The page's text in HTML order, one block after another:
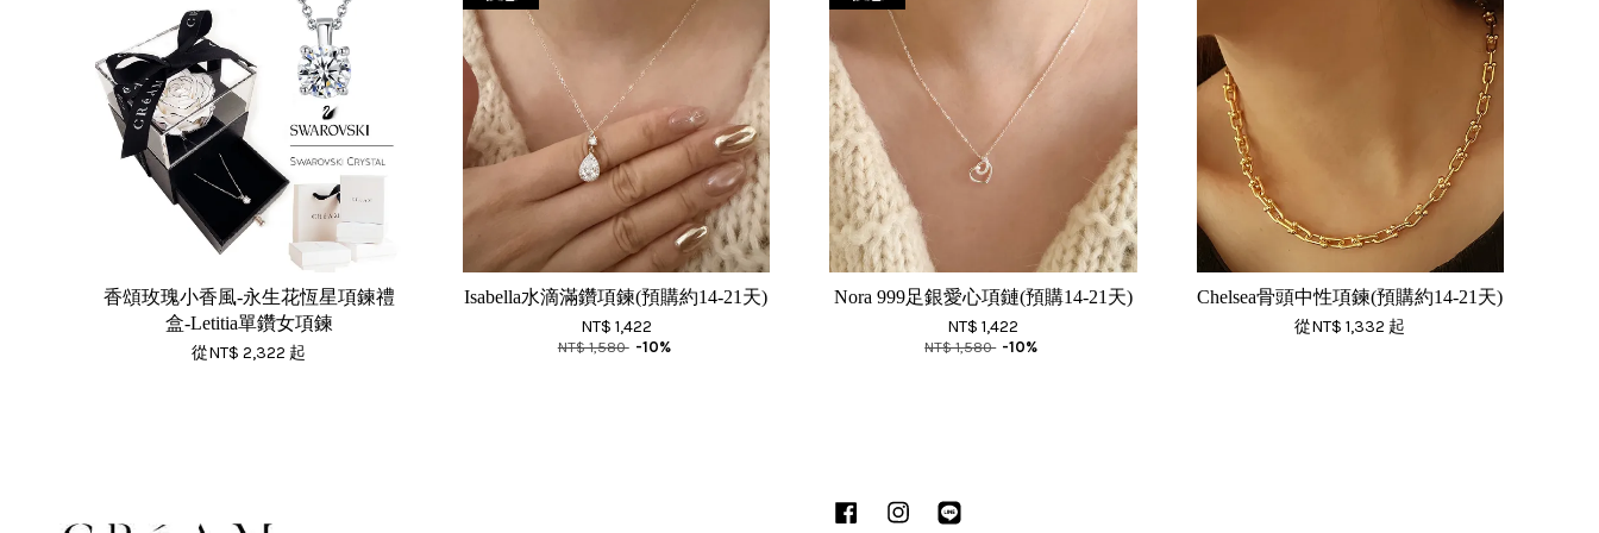
香頌玫瑰小香風-永生花恆星項鍊禮
盒-Letitia單鑽女項鍊
從NT$ 2,322 起
Isabella水滴滿鑽項鍊(預購約14-21天)
NT$ 1,422
NT$ 1,580 -10%
Nora 999足銀愛心項鏈(預購14-21天)
NT$ 1,422
NT$ 1,580 -10%
Chelsea骨頭中性項鍊(預購約14-21天)
從NT$ 1,332 起
Facebook Instagram